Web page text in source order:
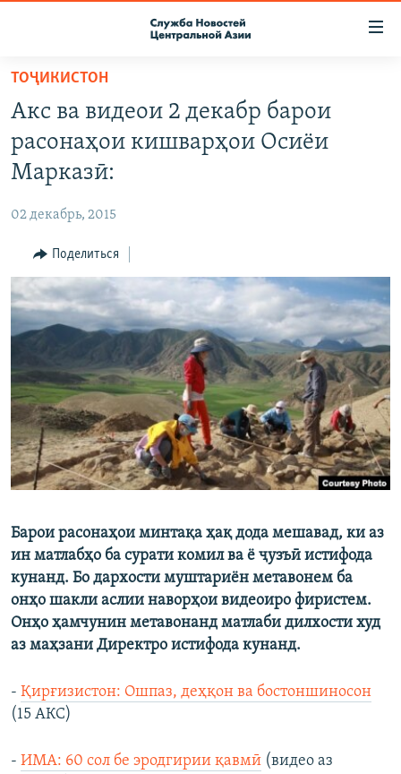
Вернуться
основному
содержанию
Вернутся
главной
навигации
Вернутся
поиску
КОНТАКТЫ
НАСТОЯЩЕЕ ВРЕМЯ
МИГРАНТ МЕДИА
ТОҶИКИСТОН
Акс ва видеои 2 декабр барои
расонаҳои кишварҳои Осиёи
Марказӣ:
02 декабрь, 2015
Поделиться
Барои расонаҳои минтақа ҳақ дода мешавад, ки аз
ин матлабҳо ба сурати комил ва ё ҷузъӣ истифода
кунанд. Бо дархости муштариён метавонем ба
онҳо шакли аслии наворҳои видеоиро фиристем.
Онҳо ҳамчунин метавонанд матлаби дилхости худ
аз маҳзани Директро истифода кунанд.
- Қирғизистон: Ошпаз, деҳқон ва бостоншиносон
(15 АКС)
- ИМА: 60 сол бе эродгирии қавмӣ (видео аз